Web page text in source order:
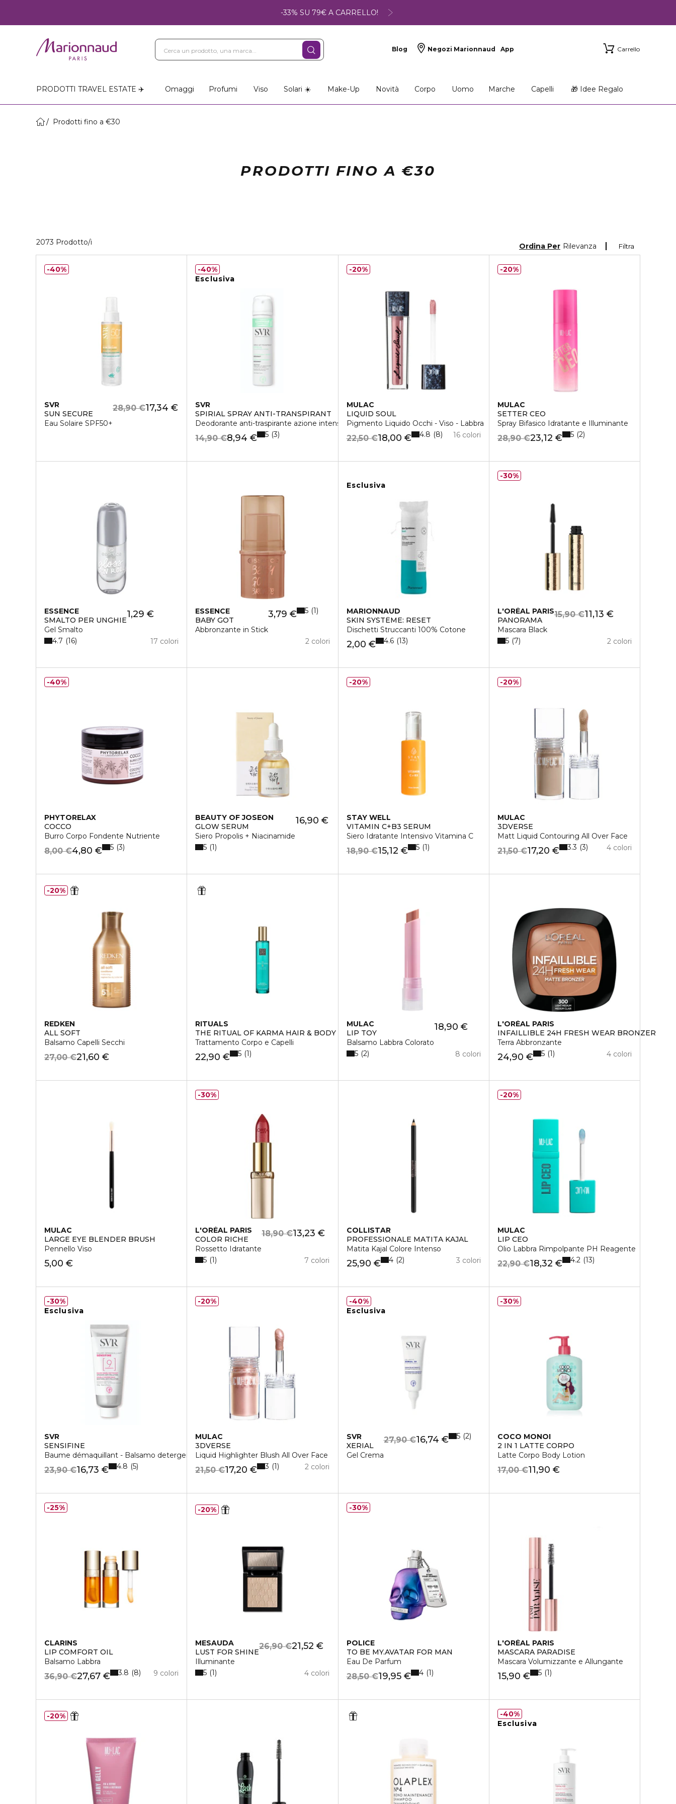
-33% SU 79€ A CARRELLO!
Blog Negozi Marionnaud App Carrello
PRODOTTI TRAVEL ESTATE ✈️ Omaggi Profumi Viso Solari ☀️ Make-Up Novità Corpo Uomo Marche Capelli 🎁 Idee Regalo
Prodotti fino a €30
PRODOTTI FINO A €30
2073 Prodotto/i Filtra
Ordina Per Rilevanza
SVR
SUN SECURE
Eau Solaire SPF50+
17,34 €
28,90 €
40%
Esclusiva
SVR
SPIRIAL SPRAY ANTI-TRANSPIRANT
Deodorante anti-traspirante azione intensa 48h
8,94 €
14,90 € 5 3
40%
MULAC
LIQUID SOUL
Pigmento Liquido Occhi - Viso - Labbra
18,00 €
22,50 € 16 colori
4.8 8
20%
MULAC
SETTER CEO
Spray Bifasico Idratante e Illuminante
23,12 €
28,90 € 5 2
20%
ESSENCE
SMALTO PER UNGHIE
Gel Smalto
1,29 €
17 colori
4.7 16
ESSENCE
BABY GOT
Abbronzante in Stick
3,79 €
2 colori
5 1
Esclusiva
MARIONNAUD
SKIN SYSTÈME: RESET
Dischetti Struccanti 100% Cotone
2,00 € 4.6 13
L'ORÉAL PARIS
PANORAMA
Mascara Black
11,13 €
15,90 €
2 colori
5 7
30%
PHYTORELAX
COCCO
Burro Corpo Fondente Nutriente
4,80 €
8,00 € 5 3
40%
BEAUTY OF JOSEON
GLOW SERUM
Siero Propolis + Niacinamide
16,90 €
5 1
STAY WELL
VITAMIN C+B3 SERUM
Siero Idratante Intensivo Vitamina C
15,12 €
18,90 € 5 1
20%
MULAC
3DVERSE
Matt Liquid Contouring All Over Face
17,20 €
21,50 € 4 colori
3.3 3
20%
REDKEN
ALL SOFT
Balsamo Capelli Secchi
21,60 €
27,00 €
20%
RITUALS
THE RITUAL OF KARMA HAIR & BODY MIST
Trattamento Corpo e Capelli
22,90 € 5 1
MULAC
LIP TOY
Balsamo Labbra Colorato
18,90 €
8 colori
5 2
L'ORÉAL PARIS
INFAILLIBLE 24H FRESH WEAR BRONZER
Terra Abbronzante
24,90 € 4 colori
5 1
MULAC
LARGE EYE BLENDER BRUSH
Pennello Viso
5,00 €
L'ORÉAL PARIS
COLOR RICHE
Rossetto Idratante
13,23 €
18,90 €
7 colori
5 1
30%
COLLISTAR
PROFESSIONALE MATITA KAJAL
Matita Kajal Colore Intenso
25,90 € 3 colori
4 2
MULAC
LIP CEO
Olio Labbra Rimpolpante PH Reagente
18,32 €
22,90 € 4.2 13
20%
Esclusiva
SVR
SENSIFINE
Baume démaquillant - Balsamo detergente doppia azione emolliente anti-inquinamento
16,73 €
23,90 € 4.8 5
30%
MULAC
3DVERSE
Liquid Highlighter Blush All Over Face
17,20 €
21,50 € 2 colori
3 1
20%
Esclusiva
SVR
XERIAL
Gel Crema
16,74 €
27,90 € 5 2
40%
COCO MONOI
2 IN 1 LATTE CORPO
Latte Corpo Body Lotion
11,90 €
17,00 €
30%
CLARINS
LIP COMFORT OIL
Balsamo Labbra
27,67 €
36,90 € 9 colori
3.8 8
25%
MESAUDA
LUST FOR SHINE
Illuminante
21,52 €
26,90 €
4 colori
5 1
20%
POLICE
TO BE MY.AVATAR FOR MAN
Eau De Parfum
19,95 €
28,50 € 4 1
30%
L'ORÉAL PARIS
MASCARA PARADISE
Mascara Volumizzante e Allungante
15,90 € 5 1
20%
Esclusiva
40%